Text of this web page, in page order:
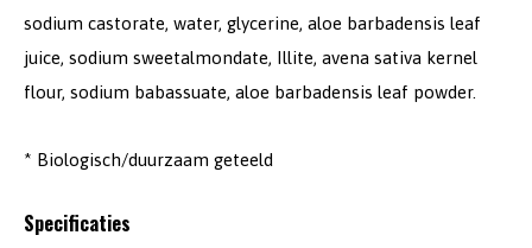
sodium castorate, water, glycerine, aloe barbadensis leaf
juice, sodium sweetalmondate, Illite, avena sativa kernel
flour, sodium babassuate, aloe barbadensis leaf powder.
* Biologisch/duurzaam geteeld
Specificaties